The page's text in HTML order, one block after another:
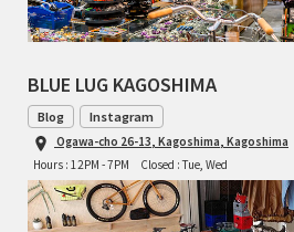
BLUE LUG KAGOSHIMA
Blog Instagram
Ogawa-cho 26-13, Kagoshima, Kagoshima
Hours : 12PM - 7PM
Closed : Tue, Wed